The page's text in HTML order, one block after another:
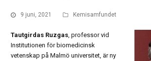
9 juni, 2021 Kemisamfundet
Tautgirdas Ruzgas , professor vid
Institutionen för biomedicinsk
vetenskap på Malmö universitet, är ny